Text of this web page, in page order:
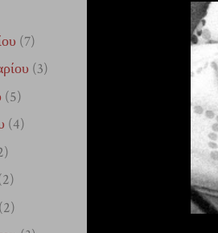
(7)
(3)
(5)
(4)
(2)